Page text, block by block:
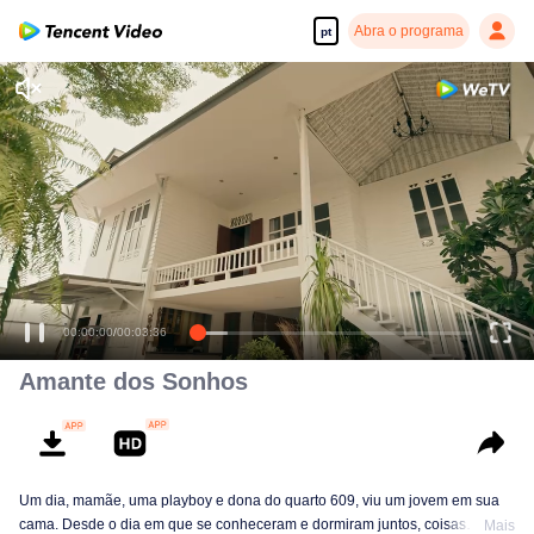
pt Abra o programa
00:00:00/00:03:36
Amante dos Sonhos
Um dia, mamãe, uma playboy e dona do quarto 609, viu um jovem em sua
cama. Desde o dia em que se conheceram e dormiram juntos, coisas
Mais